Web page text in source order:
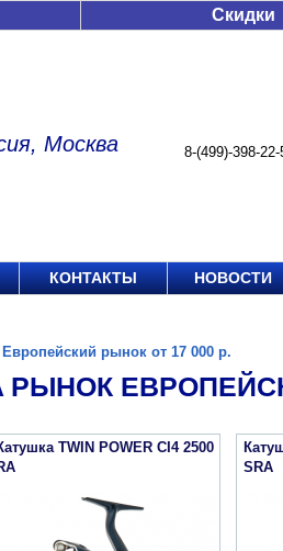
Скидки
Москва 8-(499)-398-22-
КОНТАКТЫ НОВОСТИ
рынок от 17 000 р.
РЫНОК
TWIN POWER CI4 2500
SRA